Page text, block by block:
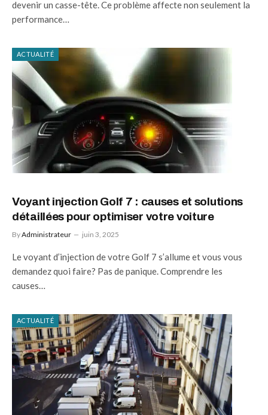
devenir un casse-tête. Ce problème affecte non seulement la
performance…
ACTUALITÉ
Voyant injection Golf 7 : causes et solutions
détaillées pour optimiser votre voiture
ByAdministrateur juin 3, 2025
Le voyant d’injection de votre Golf 7 s’allume et vous vous
demandez quoi faire? Pas de panique. Comprendre les
causes…
ACTUALITÉ